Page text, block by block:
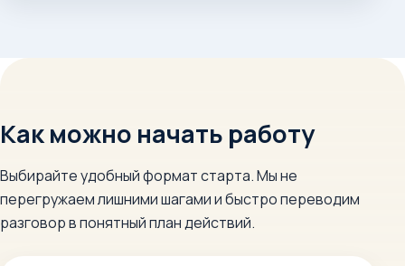
Как можно начать работу
Выбирайте удобный формат старта. Мы не
перегружаем лишними шагами и быстро переводим
разговор в понятный план действий.